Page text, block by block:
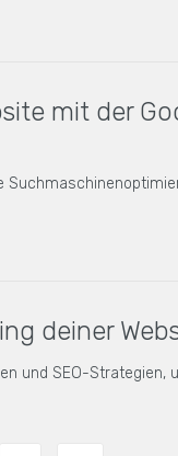
mit der
deiner
und SEO-Strategien,